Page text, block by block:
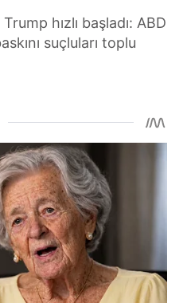
Trump hızlı başladı: ABD
suçluları toplu